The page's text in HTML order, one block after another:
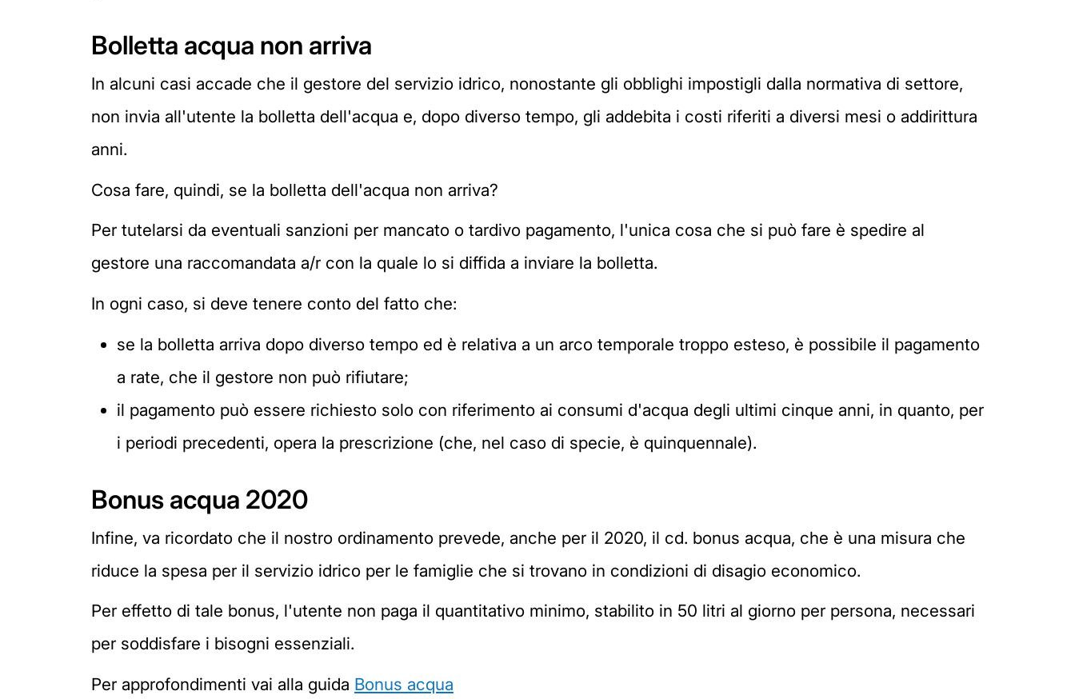
Bolletta acqua non arriva
In alcuni casi accade che il gestore del servizio idrico, nonostante gli obblighi impostigli dalla normativa di settore,
non invia all'utente la bolletta dell'acqua e, dopo diverso tempo, gli addebita i costi riferiti a diversi mesi o addirittura
anni.
Cosa fare, quindi, se la bolletta dell'acqua non arriva?
Per tutelarsi da eventuali sanzioni per mancato o tardivo pagamento, l'unica cosa che si può fare è spedire al
gestore una raccomandata a/r con la quale lo si diffida a inviare la bolletta.
In ogni caso, si deve tenere conto del fatto che:
se la bolletta arriva dopo diverso tempo ed è relativa a un arco temporale troppo esteso, è possibile il pagamento
a rate, che il gestore non può rifiutare;
il pagamento può essere richiesto solo con riferimento ai consumi d'acqua degli ultimi cinque anni, in quanto, per
i periodi precedenti, opera la prescrizione (che, nel caso di specie, è quinquennale).
Bonus acqua 2020
Infine, va ricordato che il nostro ordinamento prevede, anche per il 2020, il cd. bonus acqua, che è una misura che
riduce la spesa per il servizio idrico per le famiglie che si trovano in condizioni di disagio economico.
Per effetto di tale bonus, l'utente non paga il quantitativo minimo, stabilito in 50 litri al giorno per persona, necessari
per soddisfare i bisogni essenziali.
Per approfondimenti vai alla guida Bonus acqua